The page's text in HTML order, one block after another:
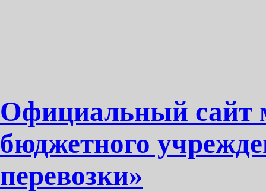
Официальный сайт
бюджетного
перевозки»